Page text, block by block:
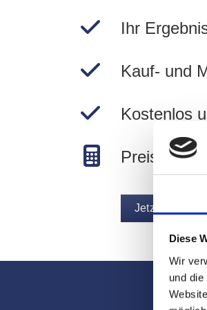
Diese
Wir
und
Ihr
Kauf- und
Kostenlos
Preise in
Jetzt